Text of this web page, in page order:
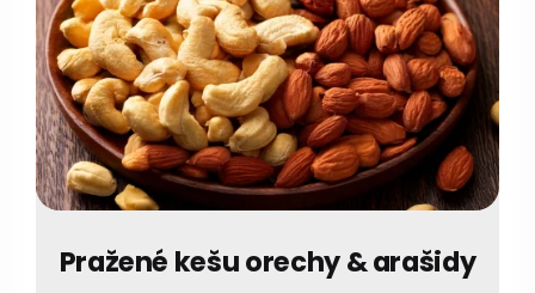
Pražené kešu orechy & arašidy